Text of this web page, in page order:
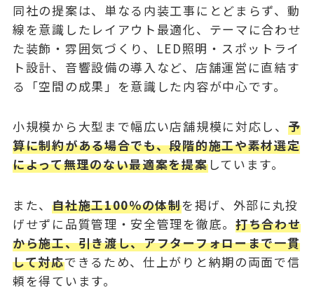
同社の提案は、単なる内装工事にとどまらず、動
線を意識したレイアウト最適化、テーマに合わせ
た装飾・雰囲気づくり、LED照明・スポットライ
ト設計、音響設備の導入など、店舗運営に直結す
る「空間の成果」を意識した内容が中心です。
小規模から大型まで幅広い店舗規模に対応し、 予
算に制約がある場合でも、段階的施工や素材選定
によって無理のない最適案を提案しています。
また、自社施工100％の体制を掲げ、外部に丸投
げせずに品質管理・安全管理を徹底。 打ち合わせ
から施工、引き渡し、アフターフォローまで一貫
して対応できるため、仕上がりと納期の両面で信
頼を得ています。